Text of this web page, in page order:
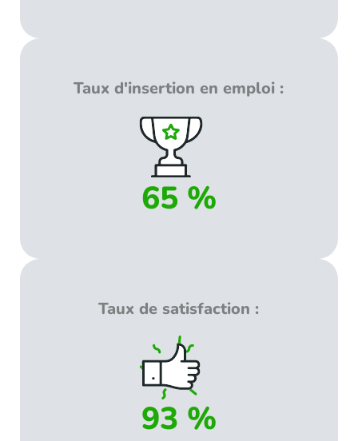
Taux d'insertion en emploi :
65 %
Taux de satisfaction :
93 %